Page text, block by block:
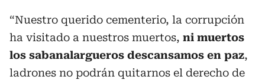
“Nuestro querido cementerio, la corrupción
ha visitado a nuestros muertos, ni muertos
los sabanalargueros descansamos en paz,
ladrones no podrán quitarnos el derecho de